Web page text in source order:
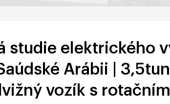
studie elektrického
Arábii |
vozík s